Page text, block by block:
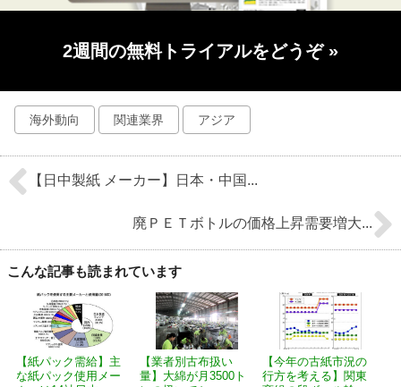
2週間の無料トライアルをどうぞ »
海外動向 関連業界 アジア
【日中製紙 メーカー】日本・中国...
廃ＰＥＴボトルの価格上昇需要増大...
こんな記事も読まれています
【紙パック需給】主
な紙パック使用メー
【業者別古布扱い
量】大綿が月3500ト
【今年の古紙市況の
行方を考える】関東